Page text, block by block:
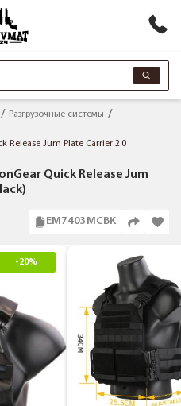
Разгрузочные системы
Release Jum Plate Carrier 2.0
Quick Release Jum
EM7403MCBK
-20%